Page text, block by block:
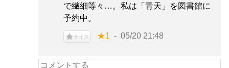
で繊細等々…。私は「青天」を図書館に
予約中。
ナイス ★1 05/20 21:48